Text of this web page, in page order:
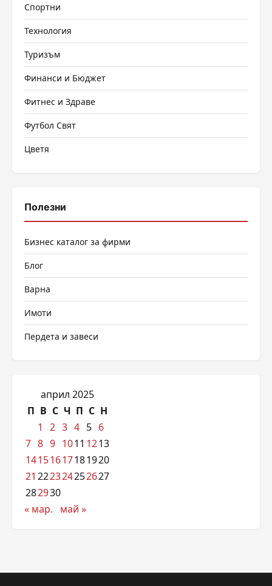
Спортни
Технология
Туризъм
Финанси и Бюджет
Фитнес и Здраве
Футбол Свят
Цветя
Полезни
Бизнес каталог за фирми
Блог
Варна
Имоти
Пердета и завеси
април 2025
П В С Ч П С Н
1
2 3 4 5 6
7 8 9 1011 1213
14151617181920
21 222324252627
282930
« мар.
май »